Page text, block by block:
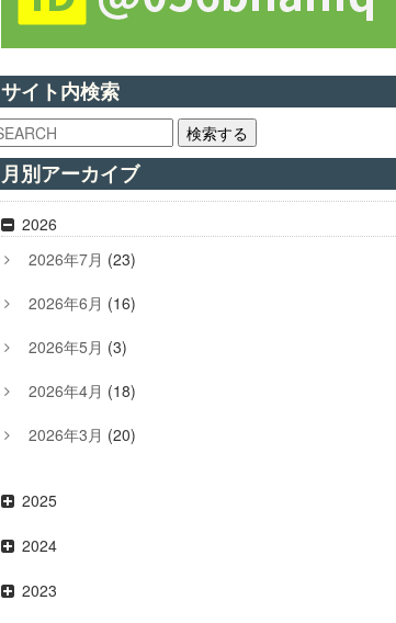
サイト内検索
検索する
月別アーカイブ
2026
2026年7月 (23)
2026年6月 (16)
2026年5月 (3)
2026年4月 (18)
2026年3月 (20)
2025
2024
2023